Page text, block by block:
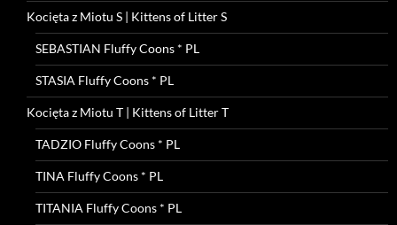
Kocięta z Miotu S | Kittens of Litter S
SEBASTIAN Fluffy Coons * PL
STASIA Fluffy Coons * PL
Kocięta z Miotu T | Kittens of Litter T
TADZIO Fluffy Coons * PL
TINA Fluffy Coons * PL
TITANIA Fluffy Coons * PL